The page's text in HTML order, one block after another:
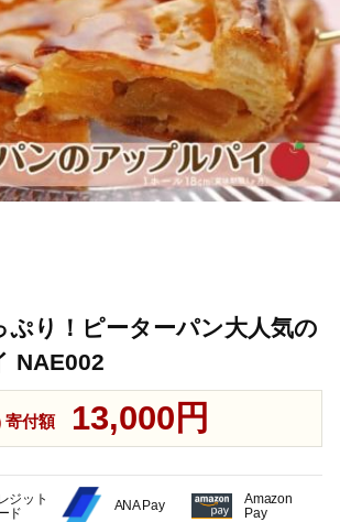
ぷり！ピーターパン大人気の
NAE002
寄付額 13,000円
ジット
ド
ANA Pay
Amazon
Pay